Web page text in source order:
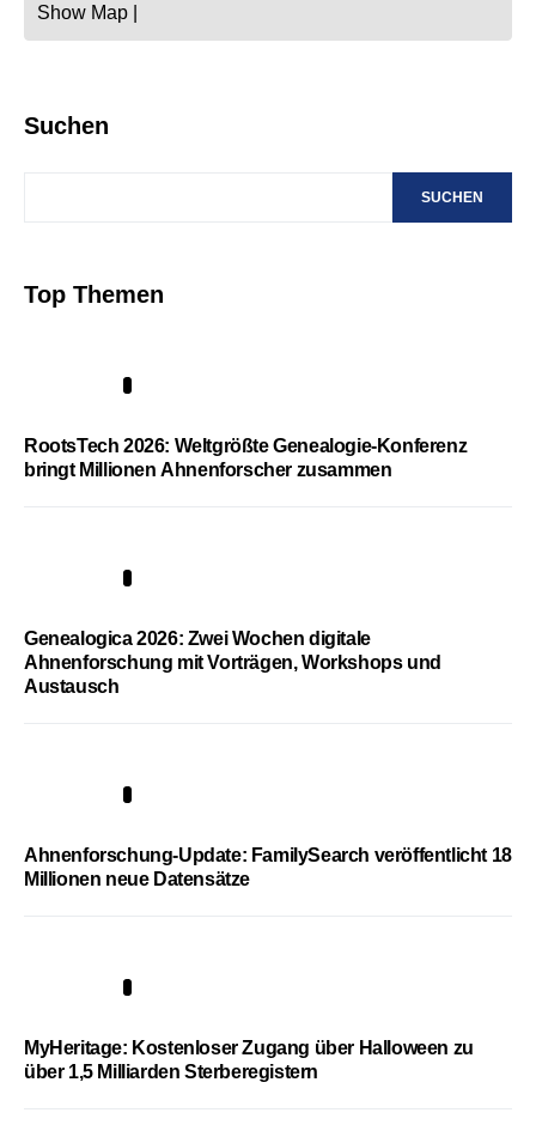
Show Map
Suchen
SUCHEN
Top Themen
RootsTech 2026: Weltgrößte Genealogie-Konferenz
bringt Millionen Ahnenforscher zusammen
Genealogica 2026: Zwei Wochen digitale
Ahnenforschung mit Vorträgen, Workshops und
Austausch
Ahnenforschung-Update: FamilySearch veröffentlicht 18
Millionen neue Datensätze
MyHeritage: Kostenloser Zugang über Halloween zu
über 1,5 Milliarden Sterberegistern